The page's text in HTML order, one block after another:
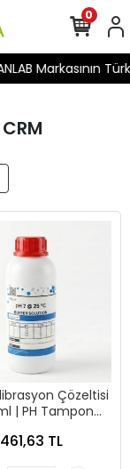
Markasının
0
Çözeltisi
| PH Tampon
461,63 TL